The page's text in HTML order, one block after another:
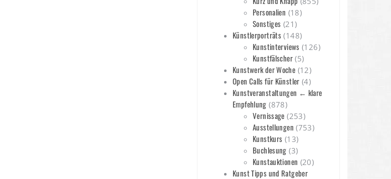
Personalien (18)
Sonstiges (21)
Künstlerporträts (148)
Kunstinterviews (126)
Kunstfälscher(5)
Kunstwerk der Woche (12)
Open Calls für Künstler (4)
Kunstveranstaltungen ← klare
Empfehlung (878)
Vernissage (253)
Ausstellungen (753)
Kunstkurs (13)
Buchlesung (3)
Kunstauktionen (20)
Kunst Tipps und Ratgeber